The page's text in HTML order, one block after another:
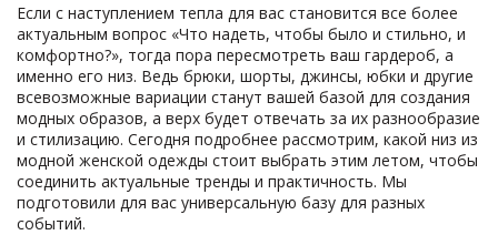
Если с наступлением тепла для вас становится все более
актуальным вопрос «Что надеть, чтобы было и стильно, и
комфортно?», тогда пора пересмотреть ваш гардероб, а
именно его низ. Ведь брюки, шорты, джинсы, юбки и другие
всевозможные вариации станут вашей базой для создания
модных образов, а верх будет отвечать за их разнообразие
и стилизацию. Сегодня подробнее рассмотрим, какой низ из
модной женской одежды стоит выбрать этим летом, чтобы
соединить актуальные тренды и практичность. Мы
подготовили для вас универсальную базу для разных
событий.